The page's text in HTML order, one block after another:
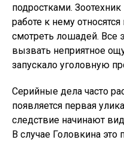
подростками.
работе к нему
смотреть лошадей. Все
вызвать неприятное
запускало уголовную
Серийные дела часто
появляется первая
следствие начинают
В случае Головкина